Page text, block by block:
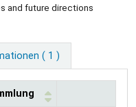
and future directions
( 1 )